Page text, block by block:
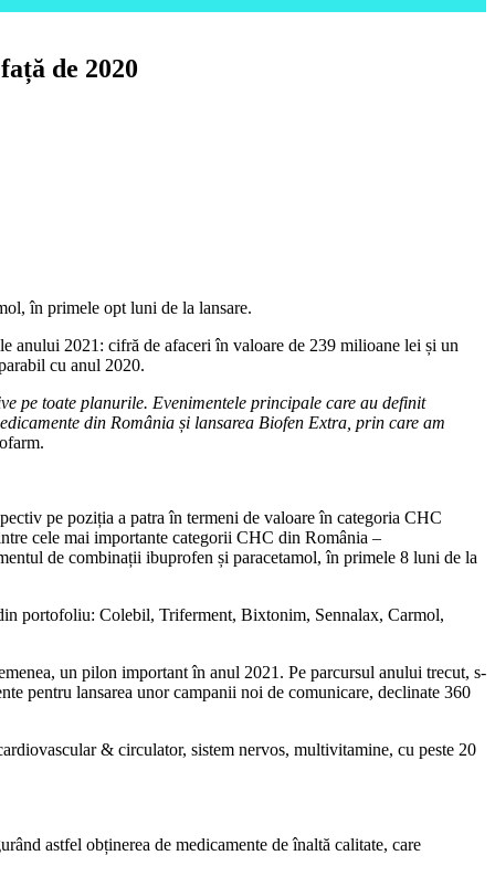
de 2020
în primele opt luni de la lansare.
anului 2021: cifră de afaceri în valoare de 239 milioane lei și un
cu anul 2020.
pe toate planurile. Evenimentele principale care au definit
din România și lansarea Biofen Extra, prin care am
pe poziția a patra în termeni de valoare în categoria CHC
cele mai importante categorii CHC din România –
de combinații ibuprofen și paracetamol, în primele 8 luni de la
portofoliu: Colebil, Triferment, Bixtonim, Sennalax, Carmol,
un pilon important în anul 2021. Pe parcursul anului trecut, s-
pentru lansarea unor campanii noi de comunicare, declinate 360
& circulator, sistem nervos, multivitamine, cu peste 20
astfel obținerea de medicamente de înaltă calitate, care